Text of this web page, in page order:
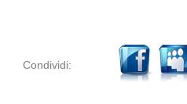
Condividi: